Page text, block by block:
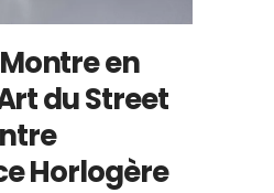
en
du Street
Horlogère